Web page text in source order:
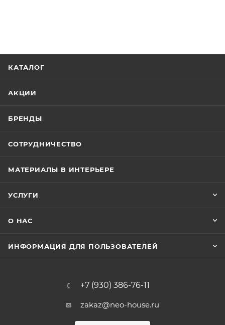
КАТАЛОГ
АКЦИИ
БРЕНДЫ
СОТРУДНИЧЕСТВО
МАТЕРИАЛЫ В ИНТЕРЬЕРЕ
УСЛУГИ
О НАС
ИНФОРМАЦИЯ ДЛЯ ПОЛЬЗОВАТЕЛЕЙ
+7 (930) 386-76-11
zakaz@neo-house.ru